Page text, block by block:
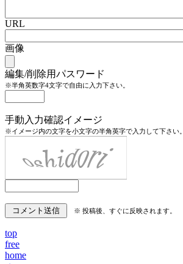
URL
画像
編集/削除用パスワード
※半角英数字4文字で自由に入力下さい。
手動入力確認イメージ
※イメージ内の文字を小文字の半角英字で入力して下さい。
※ 投稿後、すぐに反映されます。
top
free
home